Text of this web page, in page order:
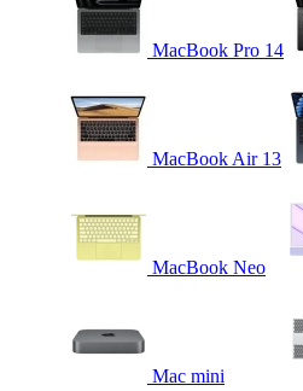
MacBook Pro 14
MacBook Air 13
MacBook Neo
Mac mini